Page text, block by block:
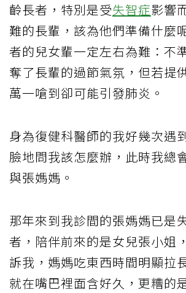
齡長者，特別是受失智症影響
難的長輩，該為他們準備什麼
者的兒女輩一定左右為難：不
奪了長輩的過節氣氛，但若提
萬一嗆到卻可能引發肺炎。
身為復健科醫師的我好幾次遇
臉地問我該怎麼辦，此時我總
與張媽媽。
那年來到我診間的張媽媽已是
者，陪伴前來的是女兒張小姐
訴我，媽媽吃東西時間明顯拉
就在嘴巴裡面含好久，更糟的